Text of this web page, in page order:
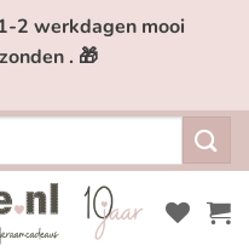
2 werkdagen mooi
. 🎁